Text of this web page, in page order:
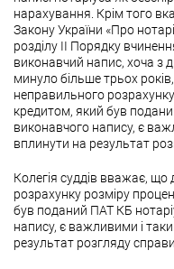
нарахування. Крім того
Закону України «Про
розділу ІІ Порядку
виконавчий напис, хоча з
минуло більше трьох
неправильного
кредитом, який був
виконавчого напису, є
вплинути на результат
Колегія суддів вважає,
розрахунку розміру
був поданий ПАТ КБ
напису, є важливими і
результат розгляду справи.